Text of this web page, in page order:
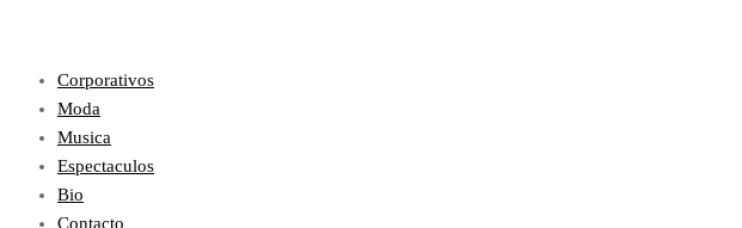
Corporativos
Moda
Musica
Espectaculos
Bio
Contacto